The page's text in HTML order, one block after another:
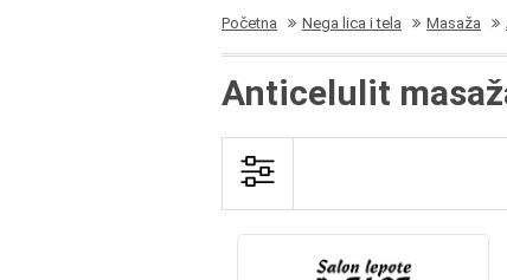
Početna Nega lica i tela Masaža
Anticelulit